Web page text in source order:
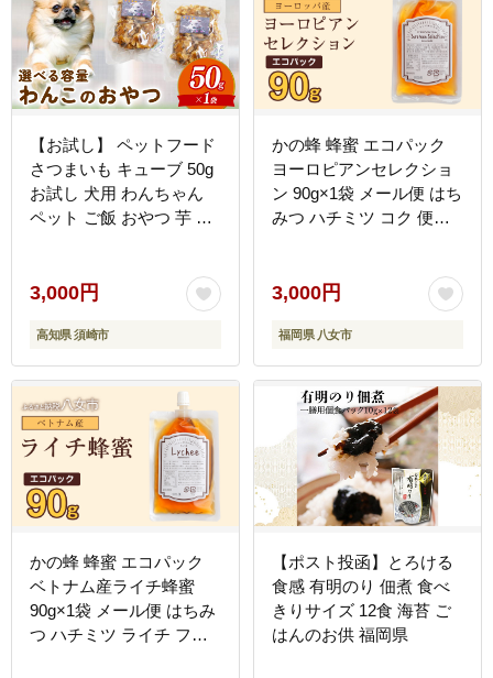
【お試し】 ペットフード
さつまいも キューブ 50g
お試し 犬用 わんちゃん
ペット ご飯 おやつ 芋 さ
TJ022
3,000円
高知県 須崎市
かの蜂 蜂蜜 エコパック
ヨーロピアンセレクショ
ン 90g×1袋 メール便 はち
みつ ハチミツ コク 便利
スト投函 簡易包装 訳あり
3,000円
福岡県 八女市
かの蜂 蜂蜜 エコパック
ベトナム産ライチ蜂蜜
90g×1袋 メール便 はちみ
つ ハチミツ ライチ フル
【ポスト投函】とろける
食感 有明のり 佃煮 食べ
きりサイズ 12食 海苔 ご
はんのお供 福岡県